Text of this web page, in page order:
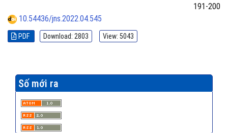
191-200
10.54436/jns.2022.04.545
PDF Download: 2803 View: 5043
Số mới ra